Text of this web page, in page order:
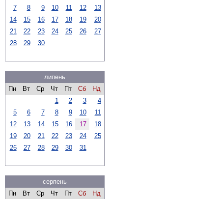
7
8 9 10 11 12
13
14
15 16 17 18 19
20
21
22 23 24 25 26
27
28
29 30
липень
Пн
Вт Ср Чт Пт Сб
Нд
1
2 3
4
5
6 7 8 9 10
11
12
13 14 15 16 17
18
19
20 21 22 23 24
25
26
27 28 29 30 31
серпень
Пн
Вт Ср Чт Пт Сб
Нд